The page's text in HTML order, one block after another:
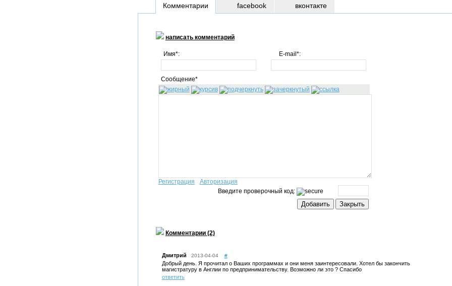
Комментарии
написать комментарий
Имя*: E-mail*:
Сообщение*
Регистрация
Авторизация
Введите проверочный код:
Комментарии (2)
Дмитрий 2013-04-04 #
Добрый день. Я прочитал о Ваших программах и они меня заинтересовали. Хотел бы закончить
магистратуру в Англии по предпринимательству. Возможно ли это ? Спасибо
ответить
facebook вконтакте